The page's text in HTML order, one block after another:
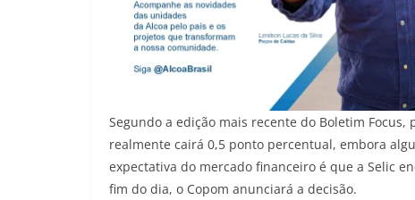
Segundo a edição mais recente do Boletim
realmente cairá 0,5 ponto percentual, embora
expectativa do mercado financeiro é que a Selic
fim do dia, o Copom anunciará a decisão.